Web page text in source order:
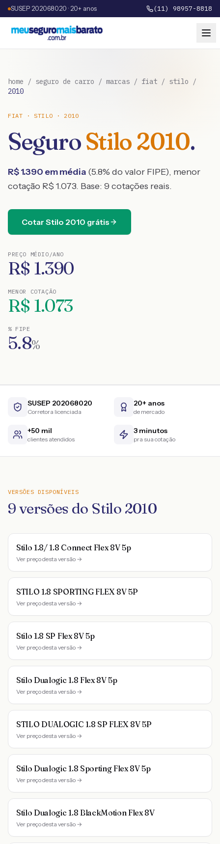
SUSEP 202068020 · 20+ anos (11) 98957-8818
home / seguro de carro / marcas / fiat / stilo /
2010
FIAT ·STILO · 2010
SeguroStilo2010.
R$1.390 em média (5.8% do valor FIPE), menor
cotação R$ 1.073. Base: 9 cotações reais.
Cotar Stilo 2010 grátis
PREÇO MÉDIO/ANO
R$ 1.390
MENOR COTAÇÃO
R$ 1.073
% FIPE
5.8%
SUSEP 202068020
Corretora licenciada
20+ anos
de mercado
+50 mil
clientes atendidos
3 minutos
pra sua cotação
VERSÕES DISPONÍVEIS
9versões do Stilo 2010
Stilo 1.8/ 1.8 Connect Flex 8V 5p
Ver preço desta versão →
STILO 1.8 SPORTING FLEX 8V 5P
Ver preço desta versão →
Stilo 1.8 SP Flex 8V 5p
Ver preço desta versão →
Stilo Dualogic 1.8 Flex 8V 5p
Ver preço desta versão →
STILO DUALOGIC 1.8 SP FLEX 8V 5P
Ver preço desta versão →
Stilo Dualogic 1.8 Sporting Flex 8V 5p
Ver preço desta versão →
Stilo Dualogic 1.8 BlackMotion Flex 8V
Ver preço desta versão →